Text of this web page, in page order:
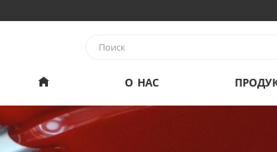
О НАС